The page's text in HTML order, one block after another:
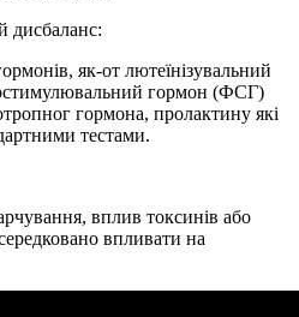
дисбаланс:
як-от лютеїнізувальний
гормон (ФСГ)
гормона, пролактину які
тестами.
вплив токсинів або
впливати на